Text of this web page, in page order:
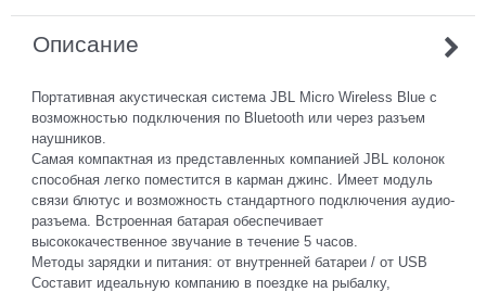
Описание
Портативная акустическая система JBL Micro Wireless Blue с
возможностью подключения по Bluetooth или через разъем
наушников.
Самая компактная из представленных компанией JBL колонок
способная легко поместится в карман джинс. Имеет модуль
связи блютус и возможность стандартного подключения аудио-
разъема. Встроенная батарая обеспечивает
высококачественное звучание в течение 5 часов.
Методы зарядки и питания: от внутренней батареи / от USB
Составит идеальную компанию в поездке на рыбалку,